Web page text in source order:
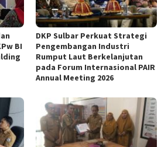
BI
DKP Sulbar Perkuat Strategi
Pengembangan Industri
Rumput Laut Berkelanjutan
pada Forum Internasional PAIR
Annual Meeting 2026